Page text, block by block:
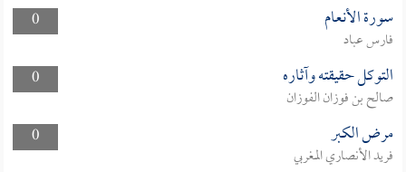
0
سورة الأنعام
فارس عباد
0
التوكل حقيقته وآثاره
صالح بن فوزان الفوزان
0
مرض الكبر
فريد الأنصاري المغربي